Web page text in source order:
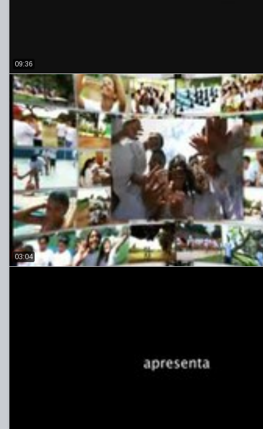
09:36
03:04